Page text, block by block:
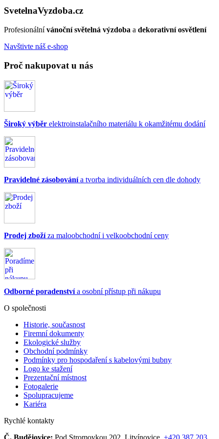
SvetelnaVyzdoba.cz
Profesionálnívánoční světelná výzdoba a dekorativní osvětlení
Navštivte náš e-shop
Proč nakupovat u nás
Široký výběr elektroinstalačního materiálu k okamžitému dodání
Pravidelné zásobovánía tvorba individuálních cen dle dohody
Prodej zbožíza maloobchodní i velkoobchodní ceny
Odborné poradenstvía osobní přístup při nákupu
O společnosti
Historie, současnost
Firemní dokumenty
Ekologické služby
Obchodní podmínky
Podmínky pro hospodaření s kabelovými bubny
Logo ke stažení
Prezentační místnost
Fotogalerie
Spolupracujeme
Kariéra
Rychlé kontakty
Č. Budějovice: Pod Stromovkou 202, Litvínovice, +420 387 203